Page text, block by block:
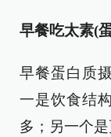
早餐吃太素(
早餐蛋白质
一是饮食结
多；另一个是